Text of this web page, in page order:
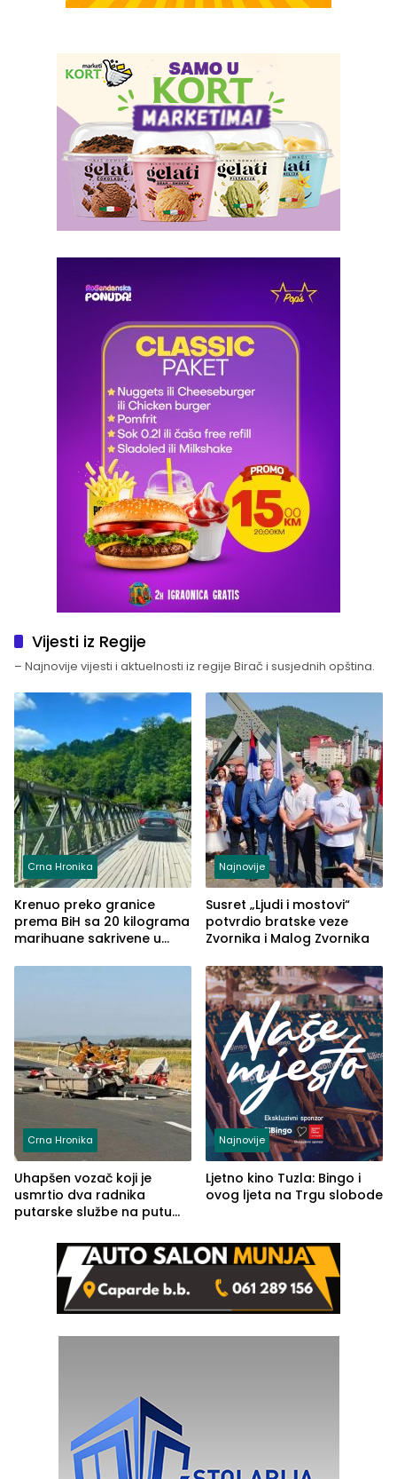
Vijesti iz Regije
– Najnovije vijesti i aktuelnosti iz regije Birač i susjednih opština.
Crna Hronika
Krenuo preko granice
prema BiH sa 20 kilograma
marihuane sakrivene u
Najnovije
Susret „Ljudi i mostovi“
potvrdio bratske veze
Zvornika i Malog Zvornika
Crna Hronika
Uhapšen vozač koji je
usmrtio dva radnika
putarske službe na putu
(FOTO)
Najnovije
Ljetno kino Tuzla: Bingo i
ovog ljeta na Trgu slobode